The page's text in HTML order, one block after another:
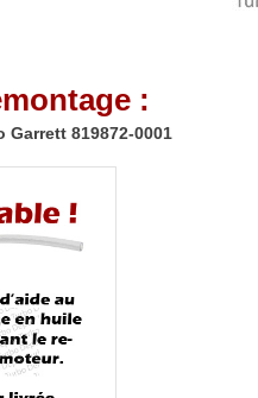
:
819872-0001